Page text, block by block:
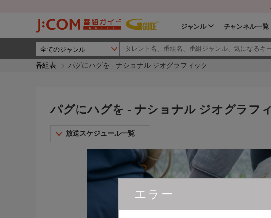
ジャンル チャンネル一覧
番組表 パグにハグを - ナショナル ジオグラフィック
エラー
パグにハグを - ナショナル ジオグラフ
放送スケジュール一覧